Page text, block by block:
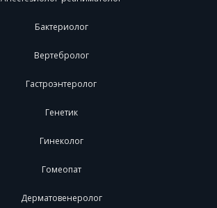
Бактериолог
Вертебролог
Гастроэнтеролог
Генетик
Гинеколог
Гомеопат
Дерматовенеролог